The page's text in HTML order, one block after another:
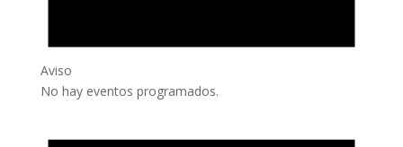
Aviso
No hay eventos programados.